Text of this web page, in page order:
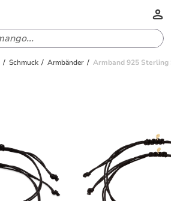
Schmuck Armbänder Armband 925 Sterling